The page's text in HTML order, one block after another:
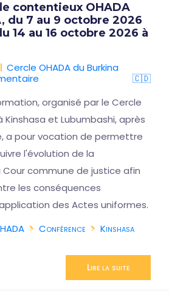
contentieux OHADA
du 7 au 9 octobre 2026
14 au 16 octobre 2026 à
Cercle OHADA du Burkina
🇨🇩
organisé par le Cercle
Kinshasa et Lubumbashi, après
a pour vocation de permettre
l'évolution de la
Cour commune de justice afin
les conséquences
des Actes uniformes.
Conférence
Kinshasa
Lire la suite